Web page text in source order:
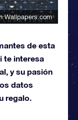
Wallpapers.com
de esta
te interesa
y su pasión
datos
regalo.